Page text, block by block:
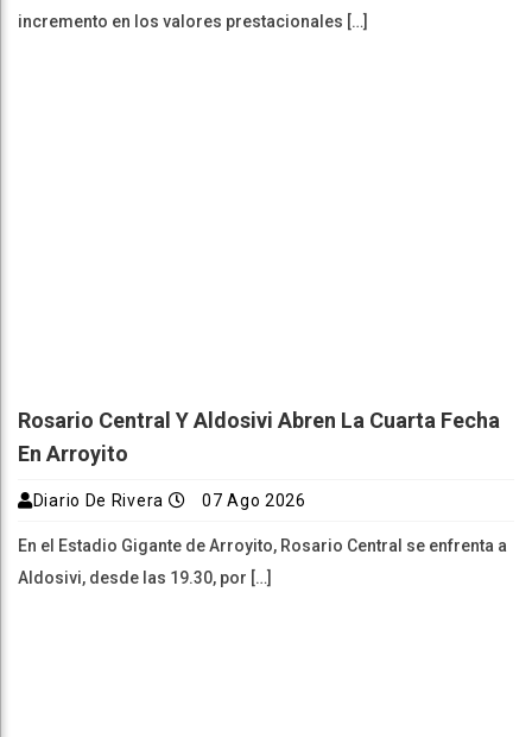
incremento en los valores prestacionales […]
Rosario Central Y Aldosivi Abren La Cuarta Fecha
En Arroyito
Diario De Rivera 07 Ago 2026
En el Estadio Gigante de Arroyito, Rosario Central se enfrenta a
Aldosivi, desde las 19.30, por […]